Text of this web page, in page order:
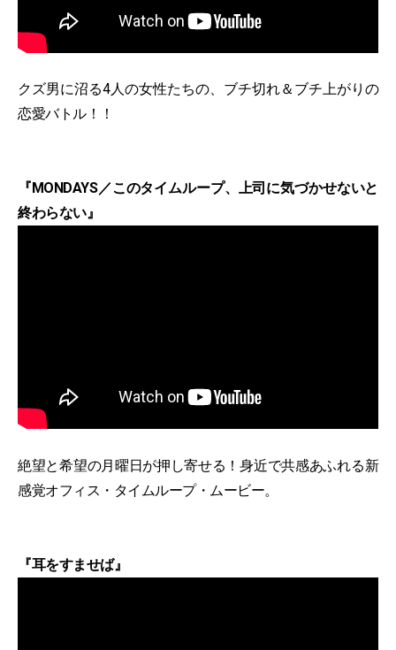
クズ男に沼る4人の女性たちの、ブチ切れ＆ブチ上がりの
恋愛バトル！！
『MONDAYS／このタイムループ、上司に気づかせないと
終わらない』
絶望と希望の月曜日が押し寄せる！身近で共感あふれる新
感覚オフィス・タイムループ・ムービー。
『耳をすませば』